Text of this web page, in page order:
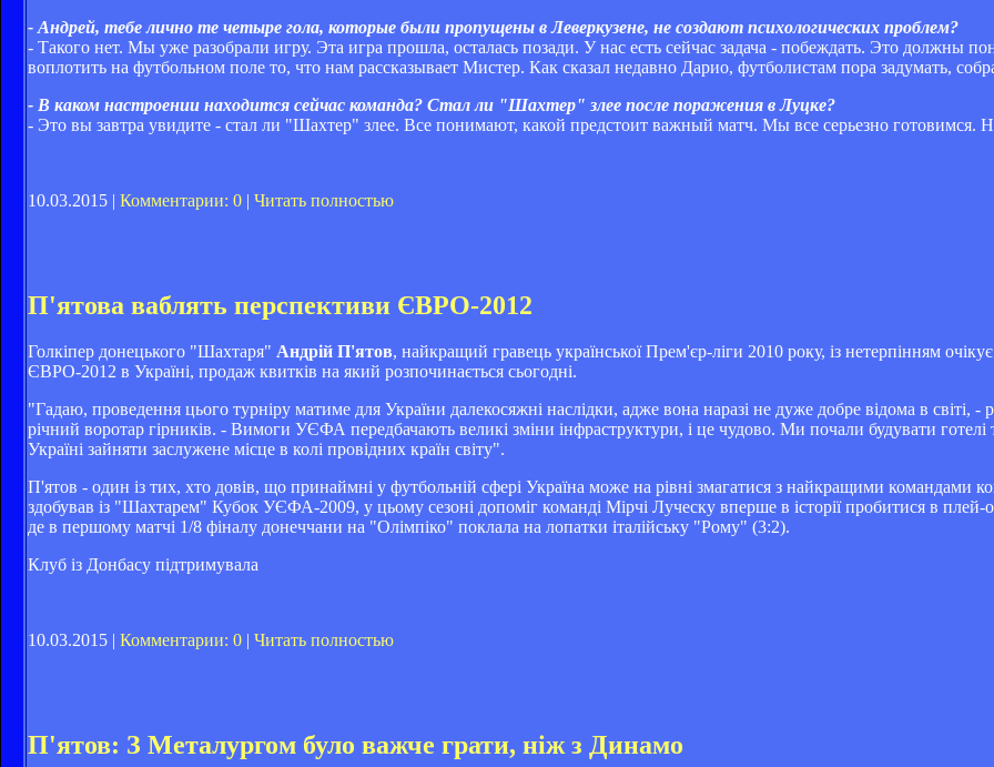
- Андрей, тебе лично те четыре гола, которые были пропущены в Леверкузене, не создают психологических проблем?
- Такого нет. Мы уже разобрали игру. Эта игра прошла, осталась позади. У нас есть сейчас задача - побеждать. Это должны
воплотить на футбольном поле то, что нам рассказывает Мистер. Как сказал недавно Дарио, футболистам пора задумать,
- В каком настроении находится сейчас команда? Стал ли "Шахтер" злее после поражения в Луцке?
- Это вы завтра увидите - стал ли "Шахтер" злее. Все понимают, какой предстоит важный матч. Мы все серьезно готовимся.
10.03.2015 | Комментарии: 0 | Читать полностью
П'ятова ваблять перспективи ЄВРО-2012
Голкіпер донецького "Шахтаря" Андрій П'ятов, найкращий гравець української Прем'єр-ліги 2010 року, із нетерпінням
ЄВРО-2012 в Україні, продаж квитків на який розпочинається сьогодні.
"Гадаю, проведення цього турніру матиме для України далекосяжні наслідки, адже вона наразі не дуже добре відома в світі, -
річний воротар гірників. - Вимоги УЄФА передбачають великі зміни інфраструктури, і це чудово. Ми почали будувати
Україні зайняти заслужене місце в колі провідних країн світу".
П'ятов - один із тих, хто довів, що принаймні у футбольній сфері Україна може на рівні змагатися з найкращими командами
здобував із "Шахтарем" Кубок УЄФА-2009, у цьому сезоні допоміг команді Мірчі Луческу вперше в історії пробитися в
де в першому матчі 1/8 фіналу донеччани на "Олімпіко" поклала на лопатки італійську "Рому" (3:2).
Клуб із Донбасу підтримувала
10.03.2015 | Комментарии: 0 | Читать полностью
П'ятов: З Металургом було важче грати, ніж з Динамо